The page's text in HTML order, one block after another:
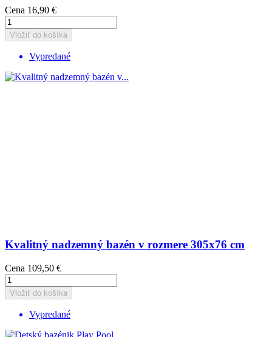
Cena 16,90 €
Vložiť do košíka
Vypredané
Kvalitný nadzemný bazén v rozmere 305x76 cm
Cena 109,50 €
Vložiť do košíka
Vypredané